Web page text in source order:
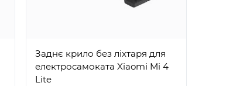
Заднє крило без ліхтаря для
електросамоката Xiaomi Mi 4
Lite